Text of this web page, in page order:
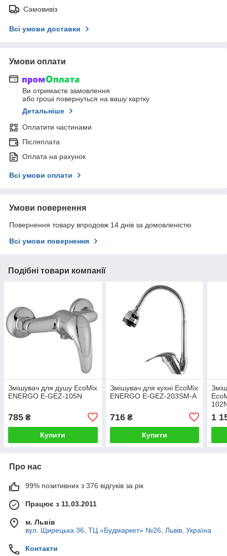
Самовивіз
Всі умови доставки
Умови оплати
Ви отримаєте замовлення
або гроші повернуться на вашу картку
Детальніше
Оплатити частинами
Післяплата
Оплата на рахунок
Всі умови оплати
Умови повернення
Повернення товару впродовж 14 днів за домовленістю
Всі умови повернення
Подібні товари компанії
Змішувач для душу EcoMix
ENERGO E-GEZ-105N
785 ₴
Купити
Змішувач для кухні EcoMix
ENERGO E-GEZ-203SM-A
716₴
Купити
1
Про нас
99% позитивних з 376 відгуків за рік
Працює з 11.03.2011
м. Львів
вул. Щирецька 36, ТЦ «Будмаркет» №26, Львів, Україна
Контакти